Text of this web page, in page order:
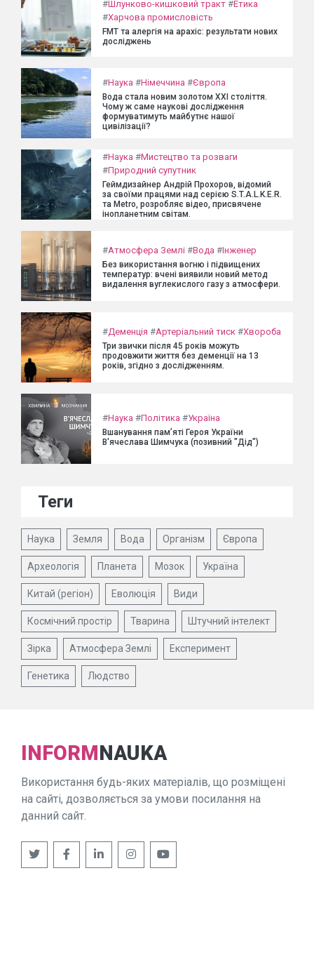
#Шлунково-кишковий тракт #Етика
#Харчова промисловість
FMT та алергія на арахіс: результати нових
досліджень
#Наука #Німеччина #Європа
Вода стала новим золотом XXI століття.
Чому ж саме наукові дослідження
формуватимуть майбутнє нашої
цивілізації?
#Наука #Мистецтво та розваги
#Природний супутник
Геймдизайнер Андрій Прохоров, відомий
за своїми працями над серією S.T.A.L.K.E.R.
та Metro, розробляє відео, присвячене
інопланетним світам.
#Атмосфера Землі #Вода #Інженер
Без використання вогню і підвищених
температур: вчені виявили новий метод
видалення вуглекислого газу з атмосфери.
#Деменція #Артеріальний тиск #Хвороба
Три звички після 45 років можуть
продовжити життя без деменції на 13
років, згідно з дослідженням.
#Наука #Політика #Україна
Вшанування пам’яті Героя України
В'ячеслава Шимчука (позивний "Дід")
Теги
Наука Земля Вода Організм Європа
Археологія Планета Мозок Україна
Китай (регіон) Еволюція Види
Космічний простір Тварина Штучний інтелект
Зірка Атмосфера Землі Експеримент
Генетика Людство
INFORMNAUKA
Використання будь-яких матеріалів, що розміщені
на сайті, дозволяється за умови посилання на
данний сайт.